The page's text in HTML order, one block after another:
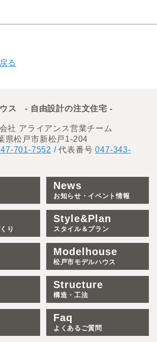
る
ス - 自由設計の注文住宅 -
社 アライアンス営業チーム
県松戸市新松戸1-204
701-7552 / 代表番号047-343-
News
お知らせ・イベント情報
り
Style&Plan
スタイル＆プラン
Modelhouse
松戸市モデルハウス
Structure
構造・工法
Faq
よくあるご質問